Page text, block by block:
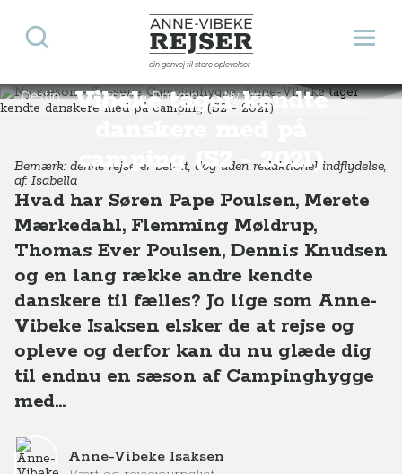
Anne-Vibeke Rejser
din genvej til store oplevelser
Åbn
Søg
Ny sæson - Tv-serie
Campinghygge: Anne-
Vibeke tager kendte
camping (S2 - 2021)
Destinationer Europa Danmark Ny sæson - Tv-serie Campinghygge: Anne-Vibeke tager kendte danskere med på camping (S2 - 2021)
Bemærk: denne rejse er betalt, dog uden redaktionel indflydelse,
af: Isabella
Hvad har Søren Pape Poulsen, Merete
Mærkedahl, Flemming Møldrup,
Thomas Ever Poulsen, Dennis Knudsen
og en lang række andre kendte
danskere til fælles? Jo lige som Anne-
Vibeke Isaksen elsker de at rejse og
opleve og derfor kan du nu glæde dig
til endnu en sæson af Campinghygge
med…
Anne-Vibeke Isaksen